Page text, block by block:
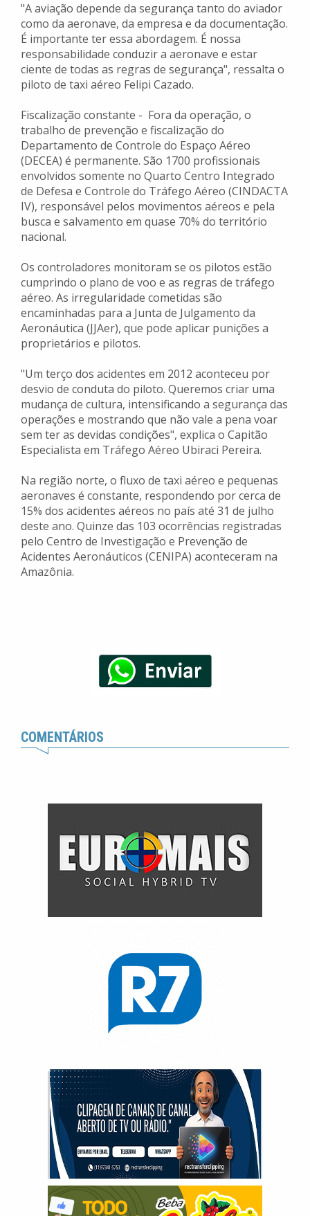
"A aviação depende da segurança tanto do aviador
como da aeronave, da empresa e da documentação.
É importante ter essa abordagem. É nossa
responsabilidade conduzir a aeronave e estar
ciente de todas as regras de segurança", ressalta o
piloto de taxi aéreo Felipi Cazado.
Fiscalização constante - Fora da operação, o
trabalho de prevenção e fiscalização do
Departamento de Controle do Espaço Aéreo
(DECEA) é permanente. São 1700 profissionais
envolvidos somente no Quarto Centro Integrado
de Defesa e Controle do Tráfego Aéreo (CINDACTA
IV), responsável pelos movimentos aéreos e pela
busca e salvamento em quase 70% do território
nacional.
Os controladores monitoram se os pilotos estão
cumprindo o plano de voo e as regras de tráfego
aéreo. As irregularidade cometidas são
encaminhadas para a Junta de Julgamento da
Aeronáutica (JJAer), que pode aplicar punições a
proprietários e pilotos.
"Um terço dos acidentes em 2012 aconteceu por
desvio de conduta do piloto. Queremos criar uma
mudança de cultura, intensificando a segurança das
operações e mostrando que não vale a pena voar
sem ter as devidas condições", explica o Capitão
Especialista em Tráfego Aéreo Ubiraci Pereira.
Na região norte, o fluxo de taxi aéreo e pequenas
aeronaves é constante, respondendo por cerca de
15% dos acidentes aéreos no país até 31 de julho
deste ano. Quinze das 103 ocorrências registradas
pelo Centro de Investigação e Prevenção de
Acidentes Aeronáuticos (CENIPA) aconteceram na
Amazônia.
COMENTÁRIOS